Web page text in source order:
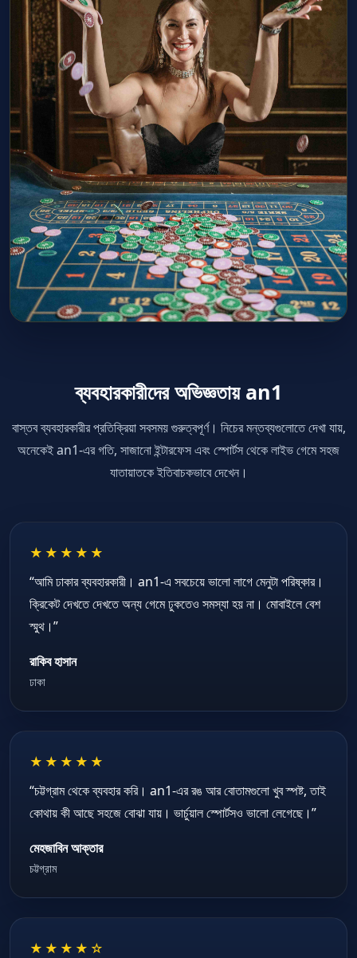
ব্যবহারকারীদের অভিজ্ঞতায় an1
বাস্তব ব্যবহারকারীর প্রতিক্রিয়া সবসময় গুরুত্বপূর্ণ। নিচের মন্তব্যগুলোতে দেখা যায়,
অনেকেই an1-এর গতি, সাজানো ইন্টারফেস এবং স্পোর্টস থেকে লাইভ গেমে সহজ
যাতায়াতকে ইতিবাচকভাবে দেখেন।
★★★★★
“আমি ঢাকার ব্যবহারকারী। an1-এ সবচেয়ে ভালো লাগে মেনুটা পরিষ্কার।
ক্রিকেট দেখতে দেখতে অন্য গেমে ঢুকতেও সমস্যা হয় না। মোবাইলে বেশ
স্মুথ।”
রাকিব হাসান
ঢাকা
★★★★★
“চট্টগ্রাম থেকে ব্যবহার করি। an1-এর রঙ আর বোতামগুলো খুব স্পষ্ট, তাই
কোথায় কী আছে সহজে বোঝা যায়। ভার্চুয়াল স্পোর্টসও ভালো লেগেছে।”
মেহজাবিন আক্তার
চট্টগ্রাম
★★★★☆